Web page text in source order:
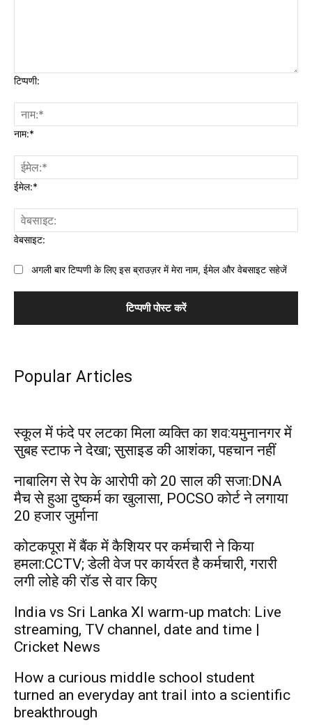
टिप्पणी:
नाम:*
ईमेल:*
वेबसाइट:
अगली बार टिप्पणी के लिए इस ब्राउज़र में मेरा नाम, ईमेल और वेबसाइट सहेजें
Popular Articles
स्कूल में फंदे पर लटका मिला व्यक्ति का शव:यमुनानगर में
सुबह स्टाफ ने देखा; सुसाइड की आशंका, पहचान नहीं
नाबालिग से रेप के आरोपी को 20 साल की सजा:DNA
मैच से हुआ दुष्कर्म का खुलासा, POCSO कोर्ट ने लगाया
20 हजार जुर्माना
कोटकपूरा में बैंक में कैशियर पर कर्मचारी ने किया
हमला:CCTV; डेली वेज पर कार्यरत है कर्मचारी, गरारी
लगी लोहे की रॉड से वार किए
India vs Sri Lanka XI warm-up match: Live
streaming, TV channel, date and time |
Cricket News
How a curious middle school student
turned an everyday ant trail into a scientific
breakthrough